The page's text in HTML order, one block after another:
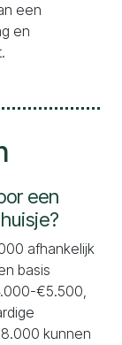
een
en
een
afhankelijk
basis
€5.500,
kunnen